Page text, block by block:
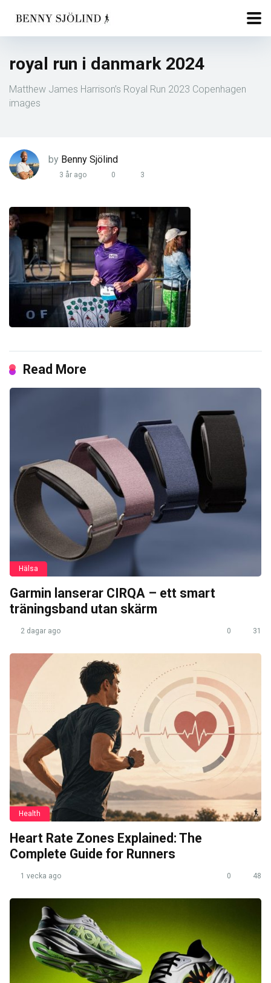
royal run i danmark 2024
Matthew James Harrison’s Royal Run 2023 Copenhagen
images
by Benny Sjölind
3 år ago 0 3
Read More
Hälsa
Garmin lanserar CIRQA – ett smart
träningsband utan skärm
2 dagar ago 0 31
Health
Heart Rate Zones Explained: The
Complete Guide for Runners
1 vecka ago 0 48